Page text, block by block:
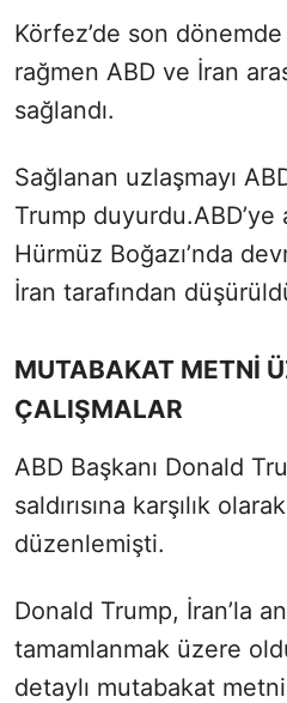
Körfez’de son
rağmen ABD ve İran
sağlandı.
Sağlanan uzlaşmayı
Trump
Hürmüz Boğazı’nda
İran tarafından
MUTABAKAT METNİ
ÇALIŞMALAR
ABD Başkanı Donald
saldırısına karşılık
düzenlemişti.
Donald Trump, İran’la
tamamlanmak üzere
detaylı mutabakat